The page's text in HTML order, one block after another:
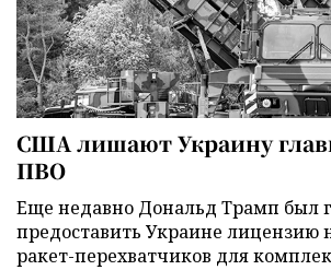
США лишают Украину
ПВО
Еще недавно Дональд Трамп был
предоставить Украине лицензию
ракет-перехватчиков для